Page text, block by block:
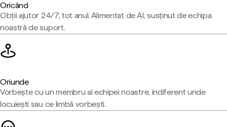
Oricând
Obții ajutor 24/7, tot anul. Alimentat de AI, susținut de echipa
noastră de suport.
Oriunde
Vorbește cu un membru al echipei noastre, indiferent unde
locuiești sau ce limbă vorbești.